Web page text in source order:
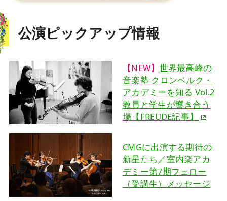
公演ピックアップ情報
【NEW】 世界最高峰の
音楽塾 クロンベルク・
アカデミーを知る Vol.2
教員と学生が響き合う
場【FREUDE記事】
CMGに出演する期待の
新星たち／室内楽アカ
デミー第7期フェロー
（受講生）メッセージ